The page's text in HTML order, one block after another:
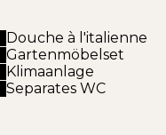
Douche à l'italienne
Gartenmöbelset
Klimaanlage
Separates WC